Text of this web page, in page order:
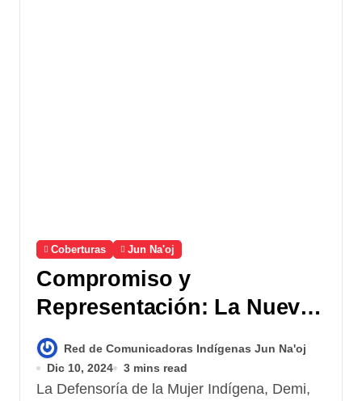
Coberturas Jun Na'oj
Compromiso y
Representación: La Nueva
Junta de la DEMI 2024-2028
Red de Comunicadoras Indígenas Jun Na'oj
Dic 10, 2024
3 mins read
La Defensoría de la Mujer Indígena, Demi,